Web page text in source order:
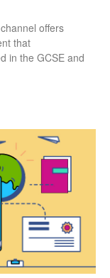
offers
that
in the GCSE and